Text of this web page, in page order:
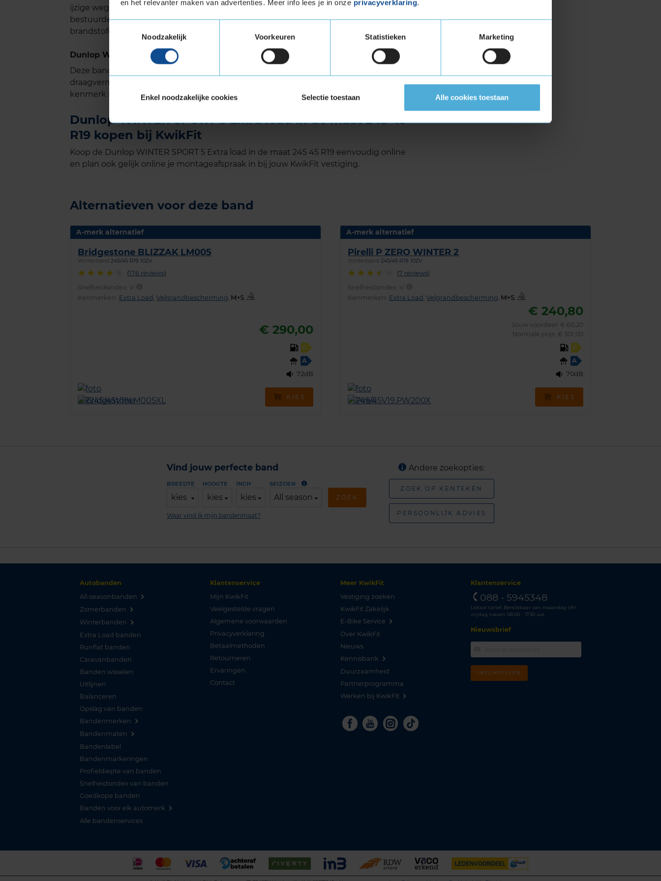
en het relevanter maken van advertenties. Meer info lees je in onze privacyverklaring.
Noodzakelijk
Voorkeuren Statistieken Marketing
Enkel noodzakelijke cookies Selectie toestaan Alle cookies toestaan
ijzige wegen, met een focus op veiligheid en comfort. Deze band is ideaal voor
bestuurders die betrouwbare grip en controle willen, zonder concessies te doen aan
brandstofefficiëntie of geluidscomfort.
Dunlop WINTER SPORT 5 met Extra Load (verstevigde band)
Deze band is ook geschikt voor voertuigen die banden met een hoger
draagvermogen nodig hebben. Verstevigde banden zijn te herkennen aan het
kenmerk Extra Load.
Dunlop WINTER SPORT 5 Extra load in de maat 245 45
R19 kopen bij KwikFit
Koop de Dunlop WINTER SPORT 5 Extra load in de maat 245 45 R19 eenvoudig online
en plan ook gelijk online je montageafspraak in bij jouw KwikFit vestiging.
Alternatieven voor deze band
A-merk alternatief
Bridgestone BLIZZAK LM005
Winterband 245/45 R19 102V
(176 reviews)
Snelheidsindex: V
Kenmerken: Extra Load Velgrandbescherming ,
€ 290,00
C
A
72dB
KIES
A-merk alternatief
Pirelli P ZERO WINTER 2
Winterband 245/45 R19 102V
(7 reviews)
Snelheidsindex:V
Kenmerken: Extra Load ,Velgrandbescherming , ,
€ 240,80
Jouw voordeel: € 60,20
Normale prijs: € 301,00
C
A
70dB
KIES
Vind jouw perfecte band
BREEDTE
kies
HOOGTE
kies
INCH
kies
SEIZOEN
All season ZOEK
Waar vind ik mijn bandenmaat?
Andere zoekopties:
ZOEK OP KENTEKEN
PERSOONLIJK ADVIES
Autobanden
All-seasonbanden
Zomerbanden
Winterbanden
Extra Load banden
Runflat banden
Caravanbanden
Banden wisselen
Uitlijnen
Balanceren
Opslag van banden
Bandenmerken
Bandenmaten
Bandenlabel
Bandenmarkeringen
Profieldiepte van banden
Snelheidsindex van banden
Goedkope banden
Banden voor elk automerk
Alle bandenservices
Klantenservice
Mijn KwikFit
Veelgestelde vragen
Algemene voorwaarden
Privacyverklaring
Betaalmethoden
Retourneren
Ervaringen
Contact
Meer KwikFit
Vestiging zoeken
KwikFit Zakelijk
E-Bike Service
Over KwikFit
Nieuws
Kennisbank
Duurzaamheid
Partnerprogramma
Werken bij KwikFit
Facebook
YoutubeInstagram
Tiktok
Klantenservice
088 - 5945348
Lokaal tarief. Bereikbaar van maandag t/m
vrijdag tussen 08.00 - 17.30 uur.
Nieuwsbrief
INSCHRIJVEN